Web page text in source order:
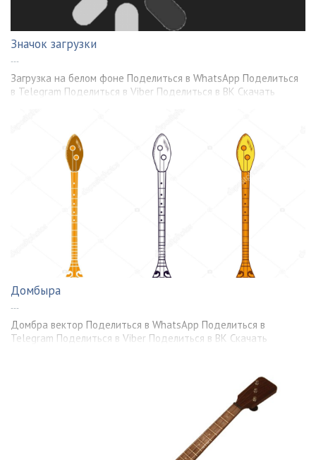
Значок загрузки
---
Загрузка на белом фоне Поделиться в WhatsApp Поделиться
в Telegram Поделиться в Viber Поделиться в ВК Скачать
Домбыра
---
Домбра вектор Поделиться в WhatsApp Поделиться в
Telegram Поделиться в Viber Поделиться в ВК Скачать